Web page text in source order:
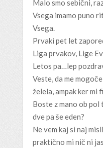
Malo smo sebični,
Vsega imamo puno
Vsega.
Prvaki pet let
Liga prvakov, Lige
Letos pa…lep
Veste, da me
želela, ampak ker mi
Boste z mano ob
dve pa še eden?
Ne vem kaj si naj
praktično mi nič ni